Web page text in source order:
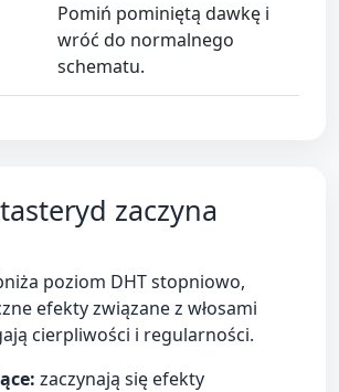
Pomiń pominiętą dawkę i
wróć do normalnego
schematu.
zaczyna
poziom DHT stopniowo,
efekty związane z włosami
cierpliwości i regularności.
zaczynają się efekty